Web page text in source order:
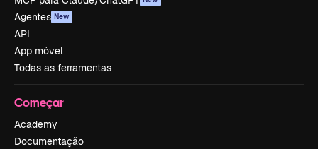
Agentes New
API
App móvel
Todas as ferramentas
Começar
Academy
Documentação